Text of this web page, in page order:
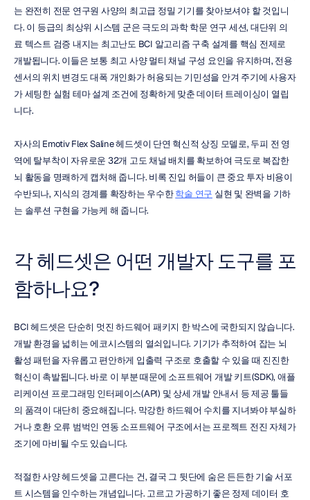
는 완전히 전문 연구원 사양의 최고급 정밀 기기를 찾아보셔야 할 것입니
다. 이 등급의 최상위 시스템 군은 극도의 과학 학문 연구 세션, 대단위 의
료 텍스트 검증 내지는 최고난도 BCI 알고리즘 구축 설계를 핵심 전제로
개발됩니다. 이들은 보통 최고 사양 멀티 채널 구성 요인을 유지하며, 전용
센서의 위치 변경도 대폭 개인화가 허용되는 기민성을 안겨 주기에 사용자
가 세팅한 실험 테마 설계 조건에 정확하게 맞춘 데이터 트레이싱이 열립
니다.
자사의 Emotiv Flex Saline 헤드셋이 단연 혁신적 상징 모델로, 두피 전 영
역에 탈부착이 자유로운 32개 고도 채널 배치를 확보하여 극도로 복잡한
뇌 활동을 명쾌하게 캡처해 줍니다. 비록 진입 허들이 큰 중요 투자 비용이
수반되나, 지식의 경계를 확장하는 우수한 학술 연구 실현 및 완벽을 기하
는 솔루션 구현을 가능케 해 줍니다.
각 헤드셋은 어떤 개발자 도구를 포
함하나요?
BCI 헤드셋은 단순히 멋진 하드웨어 패키지 한 박스에 국한되지 않습니다.
개발 환경을 넓히는 에코시스템의 열쇠입니다. 기기가 추적하여 잡는 뇌
활성 패턴을 자유롭고 편안하게 입출력 구조로 호출할 수 있을 때 진진한
혁신이 촉발됩니다. 바로 이 부분 때문에 소프트웨어 개발 키트(SDK), 애플
리케이션 프로그래밍 인터페이스(API) 및 상세 개발 안내서 등 제공 툴들
의 품격이 대단히 중요해집니다. 막강한 하드웨어 수치를 지녀봐야 부실하
거나 호환 오류 범벅인 연동 소프트웨어 구조에서는 프로젝트 전진 자체가
조기에 마비될 수도 있습니다.
적절한 사양 헤드셋을 고른다는 건, 결국 그 뒷단에 숨은 든든한 기술 서포
트 시스템을 인수하는 개념입니다. 고르고 가공하기 좋은 정제 데이터 호